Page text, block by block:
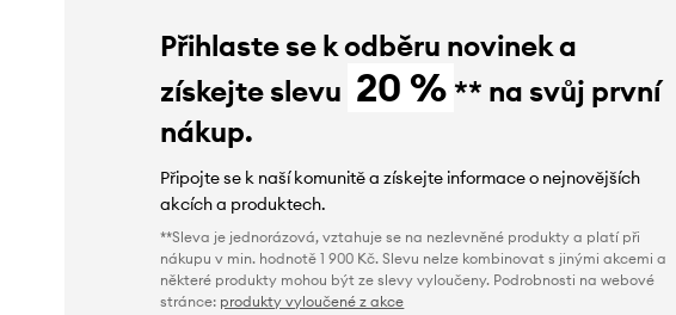
Přihlaste se k odběru novinek a
získejte slevu 20 % ** na svůj první
nákup.
Připojte se k naší komunitě a získejte informace o nejnovějších
akcích a produktech.
**Sleva je jednorázová, vztahuje se na nezlevněné produkty a platí při
nákupu v min. hodnotě 1 900 Kč. Slevu nelze kombinovat s jinými akcemi a
některé produkty mohou být ze slevy vyloučeny. Podrobnosti na webové
stránce: produkty vyloučené z akce